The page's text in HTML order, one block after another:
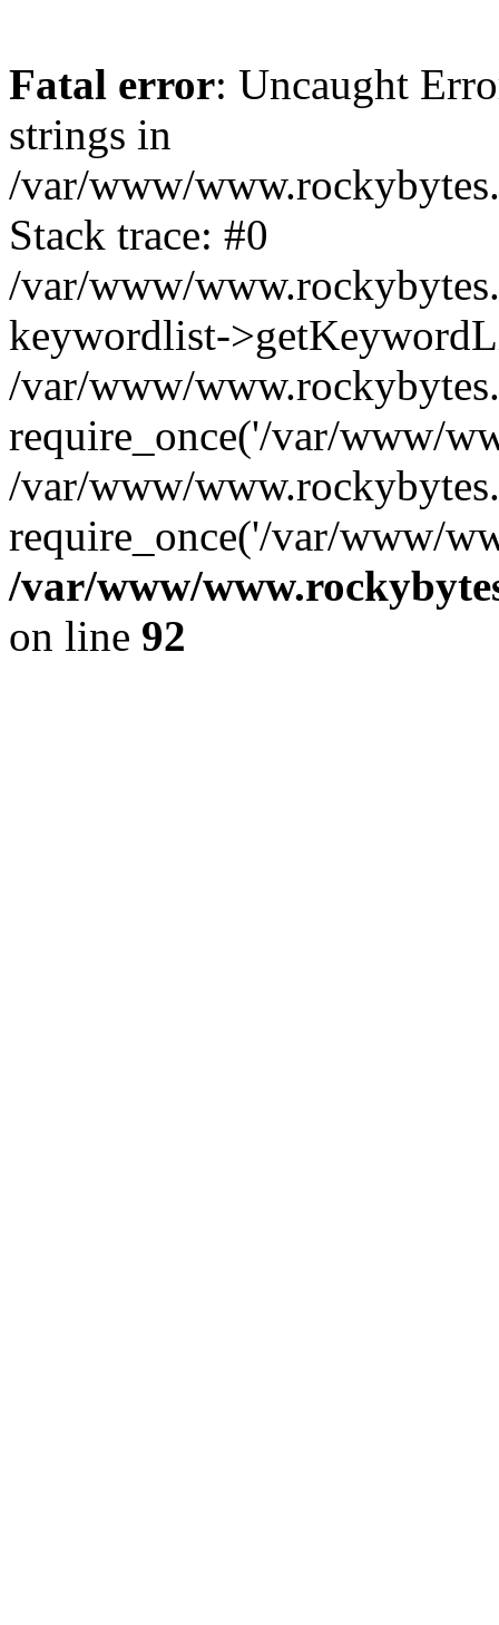
Fatal error: Uncaught
strings in
/var/www/
Stack trace: #0
/var/www/
keywordlist-
/var/www/
require_once('/var/www/
/var/www/
require_once('/var/www/
/var/www/
on line 92